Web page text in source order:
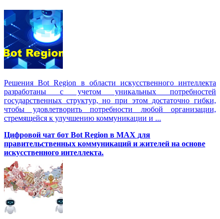
Решения Вot Region в области искусственного интеллекта
разработаны с учетом уникальных потребностей
государственных структур, но при этом достаточно гибки,
чтобы удовлетворить потребности любой организации,
стремящейся к улучшению коммуникации и ...
Цифровой чат бот Вot Region в MAX для
правительственных коммуникаций и жителей на основе
искусственного интеллекта.